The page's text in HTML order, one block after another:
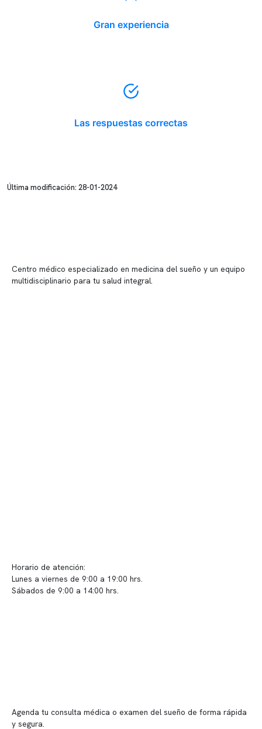
Gran experiencia
Las respuestas correctas
Última modificación: 28-01-2024
Centro médico especializado en medicina del sueño y un equipo
multidisciplinario para tu salud integral.
Horario de atención:
Lunes a viernes de 9:00 a 19:00 hrs.
Sábados de 9:00 a 14:00 hrs.
Agenda tu consulta médica o examen del sueño de forma rápida
y segura.